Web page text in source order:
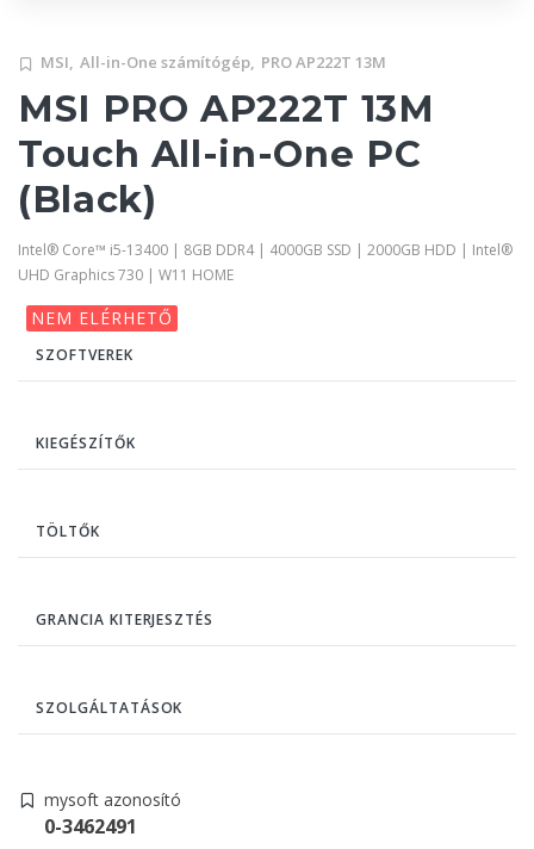
MSI, All-in-One számítógép, PRO AP222T 13M
MSI PRO AP222T 13M
Touch All-in-One PC
(Black)
Intel® Core™ i5-13400 | 8GB DDR4 | 4000GB SSD | 2000GB HDD | Intel®
UHD Graphics 730 | W11 HOME
NEM ELÉRHETŐ
SZOFTVEREK
KIEGÉSZÍTŐK
TÖLTŐK
GRANCIA KITERJESZTÉS
SZOLGÁLTATÁSOK
mysoft azonosító
0-3462491